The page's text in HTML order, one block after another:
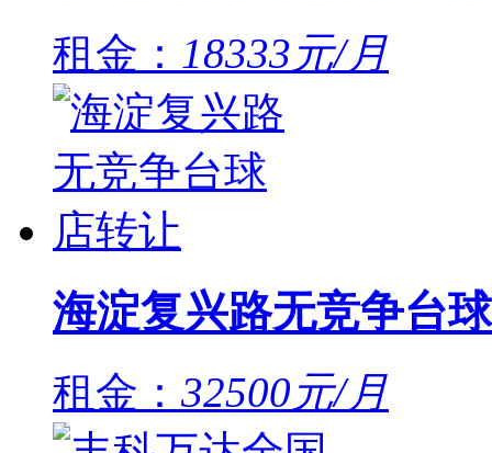
租金： 18333元/月
海淀复兴路无竞争台
租金： 32500元/月